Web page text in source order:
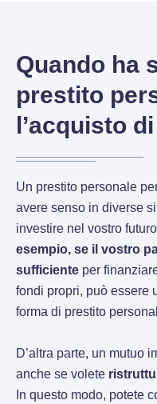
Quando ha
prestito
l’acquisto
Un prestito personale
avere senso in diverse
investire nel vostro
esempio, se il vostro
sufficiente per
fondi propri, può essere
forma di prestito
D’altra parte, un mutuo
anche se volete
In questo modo, potete